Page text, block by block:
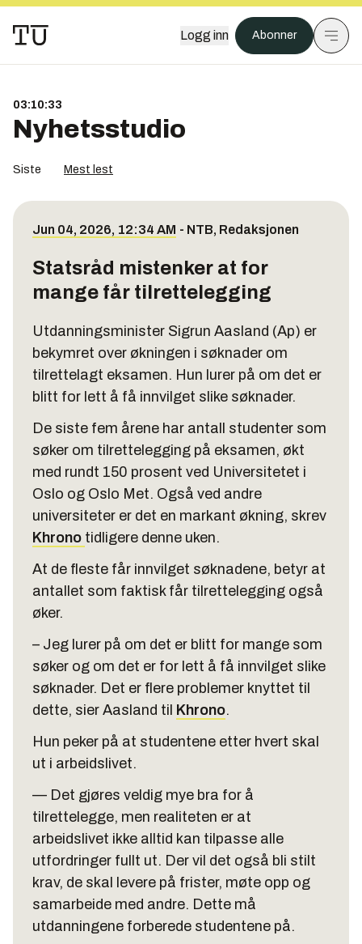
Logg inn Abonner
03:10:34
Nyhetsstudio
Siste Mest lest
Jun 04, 2026, 12:34 AM - NTB, Redaksjonen
Statsråd mistenker at for
mange får tilrettelegging
Utdanningsminister Sigrun Aasland (Ap) er
bekymret over økningen i søknader om
tilrettelagt eksamen. Hun lurer på om det er
blitt for lett å få innvilget slike søknader.
De siste fem årene har antall studenter som
søker om tilrettelegging på eksamen, økt
med rundt 150 prosent ved Universitetet i
Oslo og Oslo Met. Også ved andre
universiteter er det en markant økning, skrev
Khrono tidligere denne uken.
At de fleste får innvilget søknadene, betyr at
antallet som faktisk får tilrettelegging også
øker.
– Jeg lurer på om det er blitt for mange som
søker og om det er for lett å få innvilget slike
søknader. Det er flere problemer knyttet til
dette, sier Aasland til Khrono.
Hun peker på at studentene etter hvert skal
ut i arbeidslivet.
— Det gjøres veldig mye bra for å
tilrettelegge, men realiteten er at
arbeidslivet ikke alltid kan tilpasse alle
utfordringer fullt ut. Der vil det også bli stilt
krav, de skal levere på frister, møte opp og
samarbeide med andre. Dette må
utdanningene forberede studentene på.